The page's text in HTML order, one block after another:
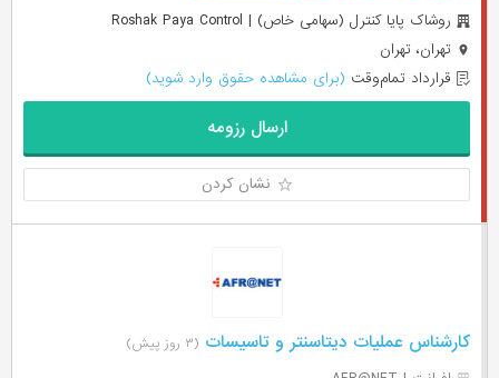
روشاک پایا کنترل (سهامی خاص) | Roshak Paya Control
تهران، تهران
قرارداد تمام‌وقت (برای مشاهده حقوق وارد شوید)
ارسال رزومه
نشان کردن
کارشناس عملیات دیتاسنتر و تاسیسات (۳ روز پیش)